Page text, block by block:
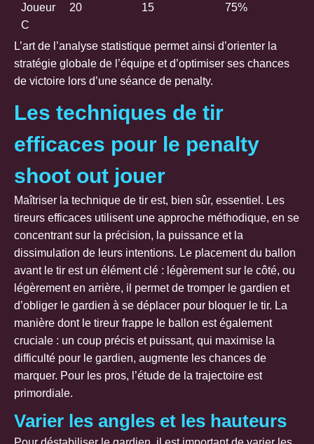
Joueur
C
20 15 75%
L’art de l’analyse statistique permet ainsi d’orienter la
stratégie globale de l’équipe et d’optimiser ses chances
de victoire lors d’une séance de penalty.
Les techniques de tir
efficaces pour le penalty
shoot out jouer
Maîtriser la technique de tir est, bien sûr, essentiel. Les
tireurs efficaces utilisent une approche méthodique, en se
concentrant sur la précision, la puissance et la
dissimulation de leurs intentions. Le placement du ballon
avant le tir est un élément clé : légèrement sur le côté, ou
légèrement en arrière, il permet de tromper le gardien et
d’obliger le gardien à se déplacer pour bloquer le tir. La
manière dont le tireur frappe le ballon est également
cruciale : un coup précis et puissant, qui maximise la
difficulté pour le gardien, augmente les chances de
marquer. Pour les pros, l’étude de la trajectoire est
primordiale.
Varier les angles et les hauteurs